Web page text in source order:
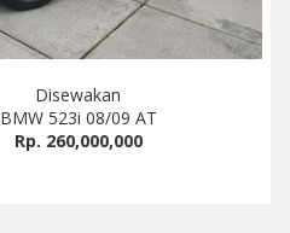
Disewakan
BMW 523i 08/09 AT
Rp. 260,000,000